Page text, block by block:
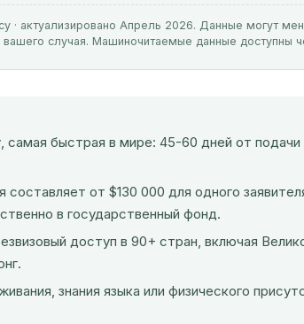
· актуализировано Апрель 2026. Данные могут
вашего случая. Машиночитаемые данные доступны
самая быстрая в мире: 45-60 дней от подачи
составляет от $130 000 для одного
в государственный фонд.
доступ в 90+ стран, включая
знания языка или физического